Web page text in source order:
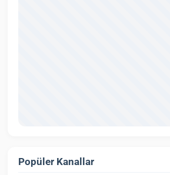
Popüler Kanallar